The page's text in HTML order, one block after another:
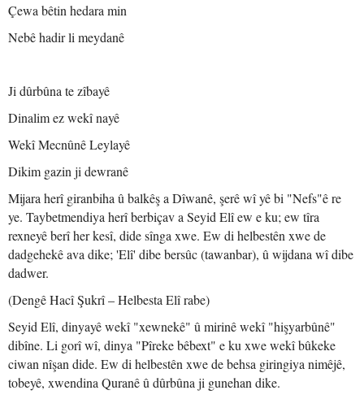
Çewa bêtin hedara min
Nebê hadir li meydanê
Ji dûrbûna te zîbayê
Dinalim ez wekî nayê
Wekî Mecnûnê Leylayê
Dikim gazin ji dewranê
Mijara herî giranbiha û balkêş a Dîwanê, şerê wî yê bi "Nefs"ê re
ye. Taybetmendiya herî berbiçav a Seyid Elî ew e ku; ew tîra
rexneyê berî her kesî, dide sînga xwe. Ew di helbestên xwe de
dadgehekê ava dike; 'Elî' dibe bersûc (tawanbar), û wijdana wî dibe
dadwer.
(Dengê Hacî Şukrî – Helbesta Elî rabe)
Seyid Elî, dinyayê wekî "xewnekê" û mirinê wekî "hişyarbûnê"
dibîne. Li gorî wî, dinya "Pîreke bêbext" e ku xwe wekî bûkeke
ciwan nîşan dide. Ew di helbestên xwe de behsa giringiya nimêjê,
tobeyê, xwendina Quranê û dûrbûna ji gunehan dike.